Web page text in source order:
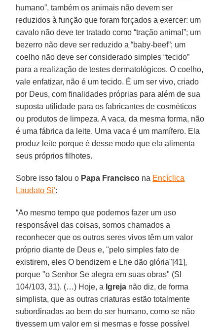
humano”, também os animais não devem ser
reduzidos à função que foram forçados a exercer: um
cavalo não deve ter tratado como “tração animal”; um
bezerro não deve ser reduzido a “baby-beef”; um
coelho não deve ser considerado simples “tecido”
para a realização de testes dermatológicos. O coelho,
vale enfatizar, não é um tecido. É um ser vivo, criado
por Deus, com finalidades próprias para além de sua
suposta utilidade para os fabricantes de cosméticos
ou produtos de limpeza. A vaca, da mesma forma, não
é uma fábrica da leite. Uma vaca é um mamífero. Ela
produz leite porque é desse modo que ela alimenta
seus próprios filhotes.
Sobre isso falou o Papa Francisco na Encíclica
Laudato Si':
“Ao mesmo tempo que podemos fazer um uso
responsável das coisas, somos chamados a
reconhecer que os outros seres vivos têm um valor
próprio diante de Deus e, "pelo simples fato de
existirem, eles O bendizem e Lhe dão glória"[41],
porque "o Senhor Se alegra em suas obras" (Sl
104/103, 31). (…) Hoje, a Igreja não diz, de forma
simplista, que as outras criaturas estão totalmente
subordinadas ao bem do ser humano, como se não
tivessem um valor em si mesmas e fosse possível